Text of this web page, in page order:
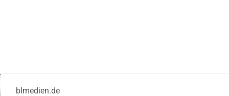
blmedien.de